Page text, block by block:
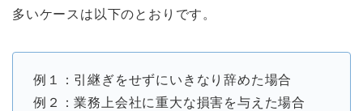
多いケースは以下のとおりです。
例１：引継ぎをせずにいきなり辞めた場合
例２：業務上会社に重大な損害を与えた場合